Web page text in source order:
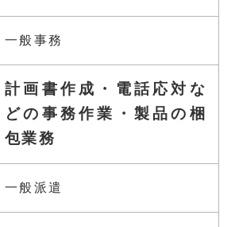
一般事務
計画書作成・電話応対な
どの事務作業・製品の梱
包業務
一般派遣